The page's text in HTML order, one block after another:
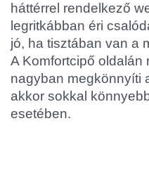
háttérrel rendelkező
legritkábban éri
jó, ha tisztában van a
A Komfortcipő
nagyban megkönnyíti
akkor sokkal
esetében.